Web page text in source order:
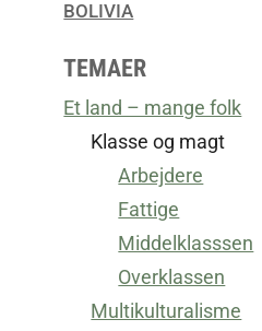
BOLIVIA
TEMAER
Et land – mange folk
Klasse og magt
Arbejdere
Fattige
Middelklasssen
Overklassen
Multikulturalisme